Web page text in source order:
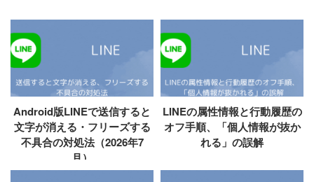
Android版LINEで送信すると
文字が消える・フリーズする
不具合の対処法（2026年7
月）
LINEの属性情報と行動履歴の
オフ手順、「個人情報が抜か
れる」の誤解